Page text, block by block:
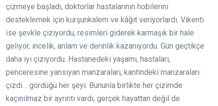
çizmeye başladı, doktorlar hastalarının hobilerini
desteklemek için kurşunkalem ve kâğıt veriyorlardı. Vikenti
ise şevkle çiziyordu, resimleri giderek karmaşık bir hale
geliyor, incelik, anlam ve derinlik kazanıyordu. Gün geçtikçe
daha iyi çiziyordu. Hastanedeki yaşamı, hastaları,
penceresine yansıyan manzaraları, kantindeki manzaraları
çizdi… gördüğü her şeyi. Bununla birlikte her çizimde
kaçınılmaz bir ayrıntı vardı, gerçek hayattan değil de